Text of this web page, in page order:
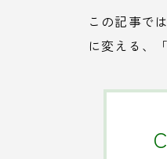
この記事で
に変える、